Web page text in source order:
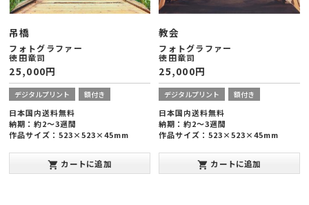
吊橋
フォトグラファー
徳田竜司
25,000円
デジタルプリント 額付き
日本国内送料無料
納期：約2～3週間
作品サイズ：523×523×45mm
発表年：2018年
shopping_cart カートに追加
教会
フォトグラファー
徳田竜司
25,000円
デジタルプリント 額付き
日本国内送料無料
納期：約2～3週間
作品サイズ：523×523×45mm
発表年：2018年
shopping_cart カートに追加